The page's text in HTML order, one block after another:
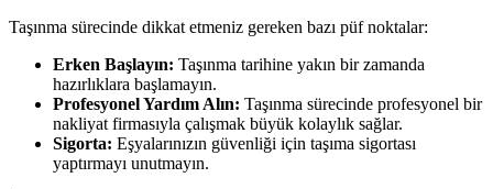
Taşınma sürecinde dikkat etmeniz gereken bazı püf noktalar:
Erken Başlayın: Taşınma tarihine yakın bir zamanda
hazırlıklara başlamayın.
Profesyonel Yardım Alın: Taşınma sürecinde profesyonel bir
nakliyat firmasıyla çalışmak büyük kolaylık sağlar.
Sigorta: Eşyalarınızın güvenliği için taşıma sigortası
yaptırmayı unutmayın.